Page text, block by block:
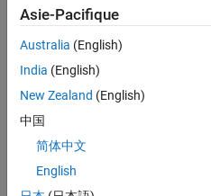
Résumé
du
poste
Are you
about
state-of-
the-art
Asie-Pacifique
Australia (English)
India (English)
New Zealand (English)
中国
简体中文
English